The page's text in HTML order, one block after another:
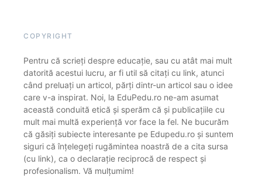
COPYRIGHT
Pentru că scrieți despre educație, sau cu atât mai mult
datorită acestui lucru, ar fi util să citați cu link, atunci
când preluați un articol, părți dintr-un articol sau o idee
care v-a inspirat. Noi, la EduPedu.ro ne-am asumat
această conduită etică și sperăm că și publicațiile cu
mult mai multă experiență vor face la fel. Ne bucurăm
că găsiți subiecte interesante pe Edupedu.ro și suntem
siguri că înțelegeți rugămintea noastră de a cita sursa
(cu link), ca o declarație reciprocă de respect și
profesionalism. Vă mulțumim!